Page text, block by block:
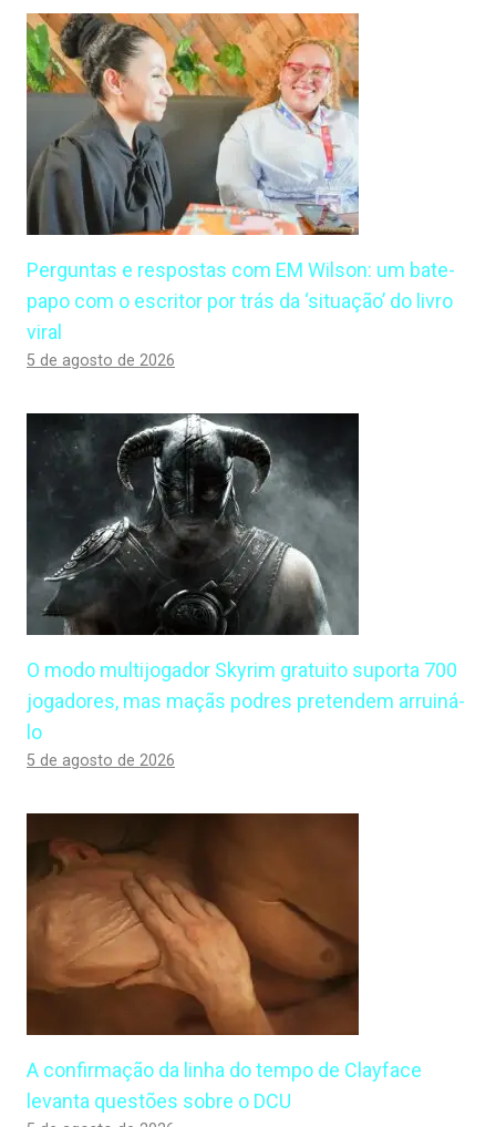
Perguntas e respostas com EM Wilson: um bate-
papo com o escritor por trás da ‘situação’ do livro
viral
5 de agosto de 2026
O modo multijogador Skyrim gratuito suporta 700
jogadores, mas maçãs podres pretendem arruiná-
lo
5 de agosto de 2026
A confirmação da linha do tempo de Clayface
levanta questões sobre o DCU